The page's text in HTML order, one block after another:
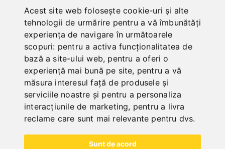
Acest site web folosește cookie-uri și alte
tehnologii de urmărire pentru a vă îmbunătăți
experiența de navigare în următoarele
scopuri: pentru a activa funcționalitatea de
bază a site-ului web, pentru a oferi o
experiență mai bună pe site, pentru a vă
măsura interesul față de produsele și
serviciile noastre și pentru a personaliza
interacțiunile de marketing, pentru a livra
reclame care sunt mai relevante pentru dvs.
Sunt de acord
BOMBIEREINRICHTUNG
Art. No. : 06-1971XL8
45.240,00 EUR
incl. 20% VAT
Out of Stock